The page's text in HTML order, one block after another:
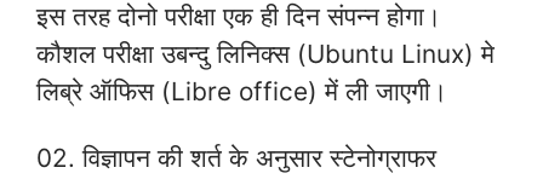
इस तरह दोनो परीक्षा एक ही दिन संपन्न होगा।
कौशल परीक्षा उबन्दु लिनिक्स (Ubuntu Linux) मे
लिब्रे ऑफिस (Libre office) में ली जाएगी।
02. विज्ञापन की शर्त के अनुसार स्टेनोग्राफर